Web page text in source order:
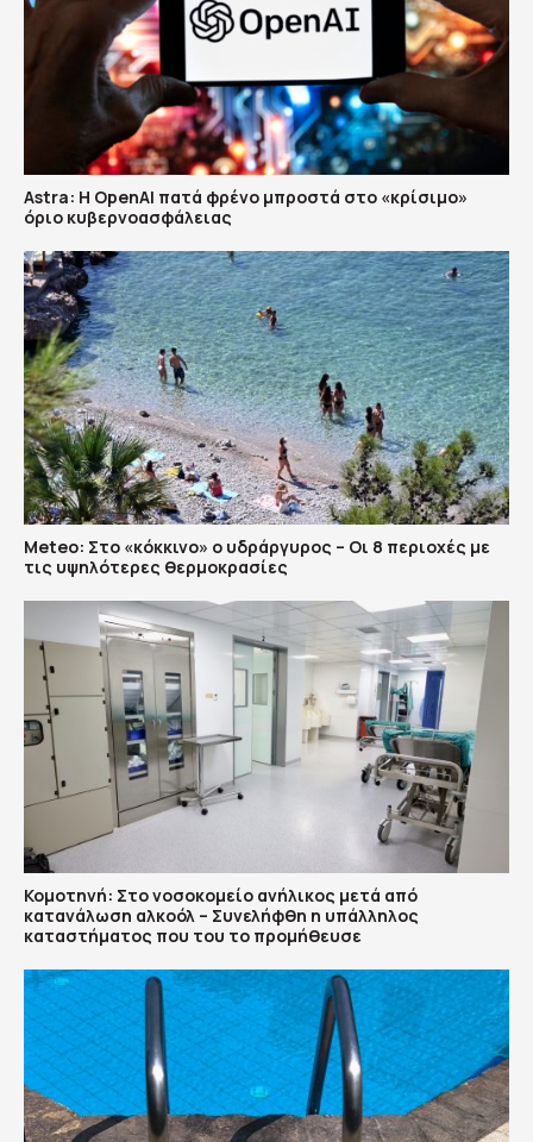
Astra: Η OpenAI πατά φρένο μπροστά στο «κρίσιμο»
όριο κυβερνοασφάλειας
Meteo: Στο «κόκκινο» ο υδράργυρος – Οι 8 περιοχές με
τις υψηλότερες θερμοκρασίες
Κομοτηνή: Στο νοσοκομείο ανήλικος μετά από
κατανάλωση αλκοόλ – Συνελήφθη η υπάλληλος
καταστήματος που του το προμήθευσε